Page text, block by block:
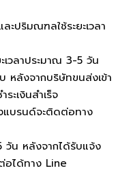
ปริมณฑลใช้ระยะเวลา
เวลาประมาณ 3-5 วัน
หลังจากบริษัทขนส่งเข้า
ะเงินสำเร็จ
แบรนด์จะติดต่อทาง
วัน หลังจากได้รับแจ้ง
อได้ทาง Line